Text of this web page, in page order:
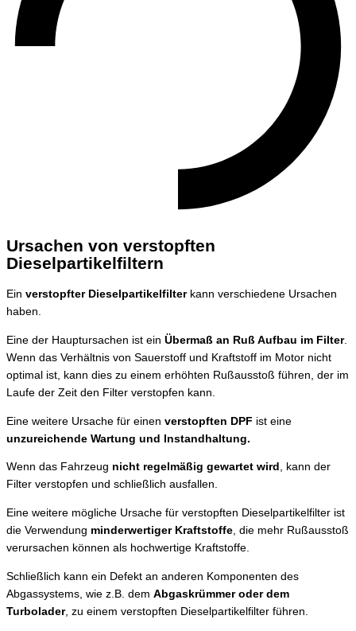
Ursachen von verstopften
Dieselpartikelfiltern
Ein verstopfter Dieselpartikelfilterkann verschiedene Ursachen
haben.
Eine der Hauptursachen ist ein Übermaß an Ruß Aufbau im Filter.
Wenn das Verhältnis von Sauerstoff und Kraftstoff im Motor nicht
optimal ist, kann dies zu einem erhöhten Rußausstoß führen, der im
Laufe der Zeit den Filter verstopfen kann.
Eine weitere Ursache für einen verstopften DPF ist eine
unzureichende Wartung und Instandhaltung.
Wenn das Fahrzeug nicht regelmäßig gewartet wird , kann der
Filter verstopfen und schließlich ausfallen.
Eine weitere mögliche Ursache für verstopften Dieselpartikelfilter ist
die Verwendung minderwertiger Kraftstoffe, die mehr Rußausstoß
verursachen können als hochwertige Kraftstoffe.
Schließlich kann ein Defekt an anderen Komponenten des
Abgassystems, wie z.B. dem Abgaskrümmer oder dem
Turbolader, zu einem verstopften Dieselpartikelfilter führen.